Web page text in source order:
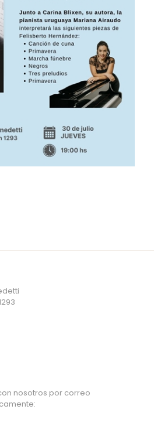
nosotros por correo